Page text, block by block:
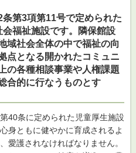
第3項第11号で定められた
福祉施設です。隣保館設
域社会全体の中で福祉の向
点となる開かれたコミュニ
の各種相談事業や人権課題
合的に行なうものとす
40条に定められた児童厚生施設
身ともに健やかに育成されるよ
愛護されなければなりません。